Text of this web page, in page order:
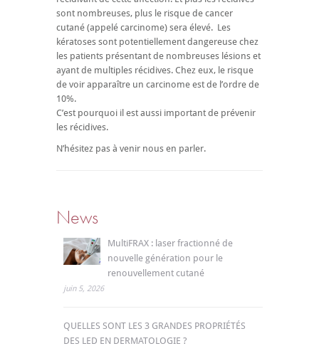
sont nombreuses, plus le risque de cancer
cutané (appelé carcinome) sera élevé. Les
kératoses sont potentiellement dangereuse chez
les patients présentant de nombreuses lésions et
ayant de multiples récidives. Chez eux, le risque
de voir apparaître un carcinome est de l’ordre de
10%.
C’est pourquoi il est aussi important de prévenir
les récidives.
N’hésitez pas à venir nous en parler.
News
MultiFRAX : laser fractionné de
nouvelle génération pour le
renouvellement cutané
juin 5, 2026
QUELLES SONT LES 3 GRANDES PROPRIÉTÉS
DES LED EN DERMATOLOGIE ?